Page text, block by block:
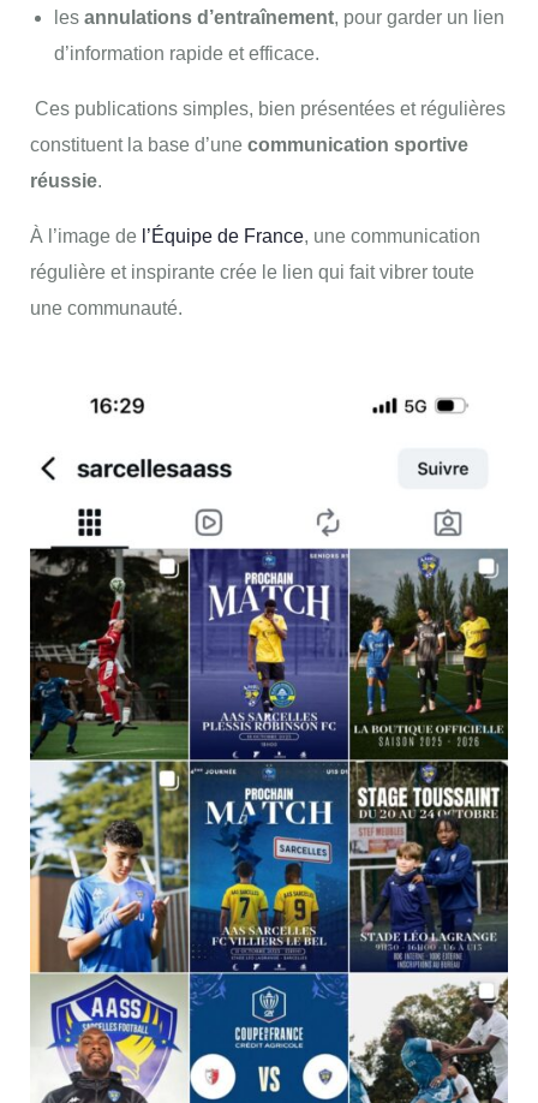
les annulations d’entraînement, pour garder un lien
d’information rapide et efficace.
Ces publications simples, bien présentées et régulières
constituent la base d’une communication sportive
réussie.
À l’image de l’Équipe de France, une communication
régulière et inspirante crée le lien qui fait vibrer toute
une communauté.